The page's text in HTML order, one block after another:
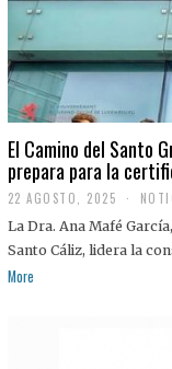
El Camino del Santo
prepara para la
22 AGOSTO, 2025
2
A
G
La Dra. Ana Mafé
Santo Cáliz, lidera la
More